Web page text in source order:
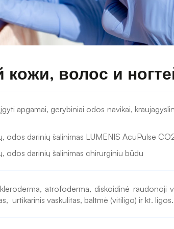
кожи, волос и
apgamai, gerybiniai odos navikai,
odos darinių šalinimas LUMENIS AcuPulse
odos darinių šalinimas chirurginiu būdu
atrofoderma, diskoidinė
urtikarinis vaskulitas, baltmė (vitiligo) ir kt. ligos.